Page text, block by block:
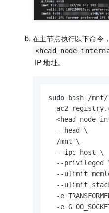
在主节点执行以下命令
IP 地址。
sudo bash /
ac2-
  --head \
  /mnt \
  --ipc host \
--privileged
--ulimit
--ulimit
-e
-e